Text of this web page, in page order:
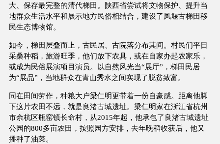
大、保存最完整的清代梯田。陕西省尝试将文物保护、提升当
地群众生活水平和展示地方民俗相结合，建设了凤堰古梯田移
民生态博物馆。
如今，梯田层叠而上，古民居、古院落分布其间。村民们平日
采桑种稻，旅游旺季，他们放下农具，或在自家办起农家乐，
或成为民俗展演项目演员。以自然风光当“展厅”，梯田民居
为“展品”，当地群众在青山秀水之间实现了脱贫致富。
同在田间劳作，种粮大户梁仁明更带着一份自豪感。距离他脚
下这片农田不远，就是良渚古城遗址。梁仁明家在浙江省杭州
市余杭区瓶窑镇长命村，从2015年起，他承包了良渚古城遗址
公园的800多亩农田，按照园方安排，去年晚稻收获后，他又
播种了油菜。